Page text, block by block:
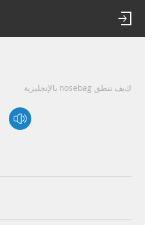
كيف تنطق nosebag بالإنجليزية